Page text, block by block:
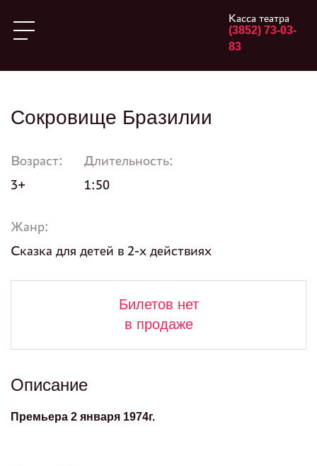
Касса театра
(3852) 73-03-
83
Сокровище Бразилии
Возраст:
3+
Длительность:
1:50
Жанр:
Сказка для детей в 2-х действиях
Билетов нет
в продаже
Описание
Премьера 2 января 1974г.